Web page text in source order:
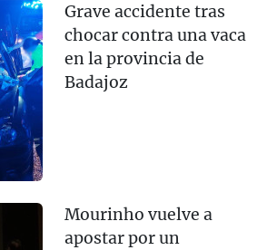
Grave accidente tras
chocar contra una vaca
en la provincia de
Badajoz
Mourinho vuelve a
apostar por un